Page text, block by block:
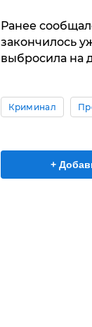
Ранее
закончилось
выбросила на
Криминал
+